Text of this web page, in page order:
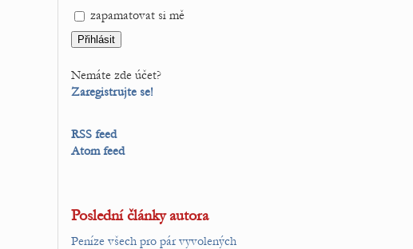
zapamatovat si mě
Nemáte zde účet?
Zaregistrujte se!
RSS feed
Atom feed
Poslední články autora
Peníze všech pro pár vyvolených